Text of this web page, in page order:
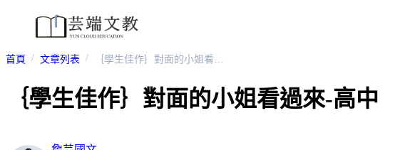
首頁 文章列表 ｛學生佳作｝對面的小姐看過來-高中
｛學生佳作｝對面的小姐看過來-高中